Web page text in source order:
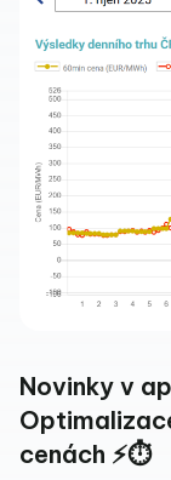
Novinky v
cenách ⚡⏱️